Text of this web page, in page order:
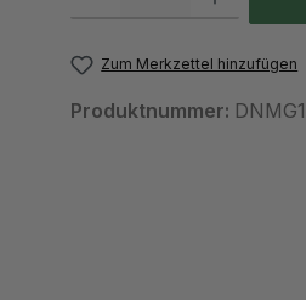
Zum Merkzettel hinzufügen
Produktnummer: